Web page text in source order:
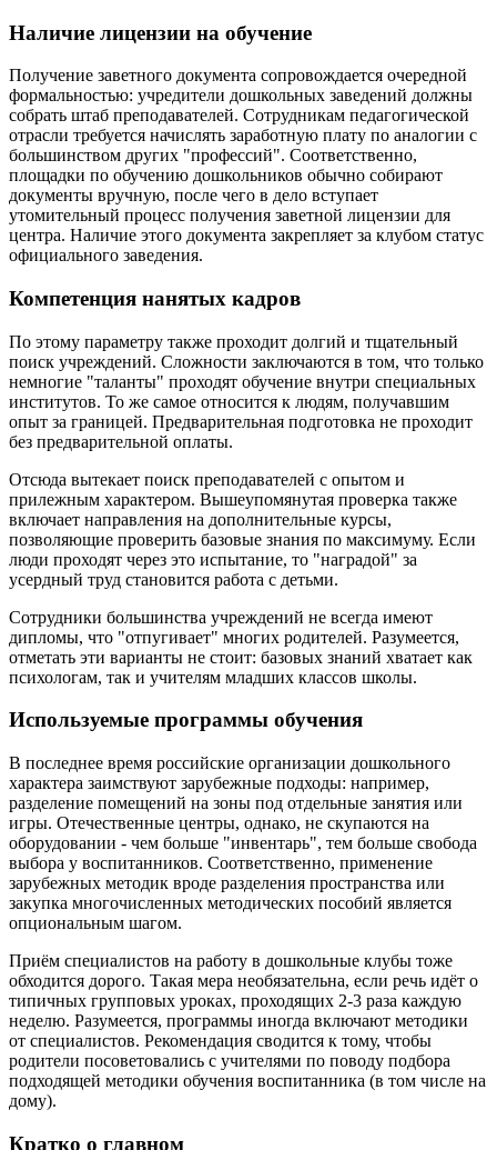
Наличие лицензии на обучение
Получение заветного документа сопровождается очередной
формальностью: учредители дошкольных заведений должны
собрать штаб преподавателей. Сотрудникам педагогической
отрасли требуется начислять заработную плату по аналогии с
большинством других "профессий". Соответственно,
площадки по обучению дошкольников обычно собирают
документы вручную, после чего в дело вступает
утомительный процесс получения заветной лицензии для
центра. Наличие этого документа закрепляет за клубом статус
официального заведения.
Компетенция нанятых кадров
По этому параметру также проходит долгий и тщательный
поиск учреждений. Сложности заключаются в том, что только
немногие "таланты" проходят обучение внутри специальных
институтов. То же самое относится к людям, получавшим
опыт за границей. Предварительная подготовка не проходит
без предварительной оплаты.
Отсюда вытекает поиск преподавателей с опытом и
прилежным характером. Вышеупомянутая проверка также
включает направления на дополнительные курсы,
позволяющие проверить базовые знания по максимуму. Если
люди проходят через это испытание, то "наградой" за
усердный труд становится работа с детьми.
Сотрудники большинства учреждений не всегда имеют
дипломы, что "отпугивает" многих родителей. Разумеется,
отметать эти варианты не стоит: базовых знаний хватает как
психологам, так и учителям младших классов школы.
Используемые программы обучения
В последнее время российские организации дошкольного
характера заимствуют зарубежные подходы: например,
разделение помещений на зоны под отдельные занятия или
игры. Отечественные центры, однако, не скупаются на
оборудовании - чем больше "инвентарь", тем больше свобода
выбора у воспитанников. Соответственно, применение
зарубежных методик вроде разделения пространства или
закупка многочисленных методических пособий является
опциональным шагом.
Приём специалистов на работу в дошкольные клубы тоже
обходится дорого. Такая мера необязательна, если речь идёт о
типичных групповых уроках, проходящих 2-3 раза каждую
неделю. Разумеется, программы иногда включают методики
от специалистов. Рекомендация сводится к тому, чтобы
родители посоветовались с учителями по поводу подбора
подходящей методики обучения воспитанника (в том числе на
дому).
Кратко о главном